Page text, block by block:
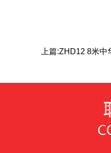
上篇:ZHD12 8米中